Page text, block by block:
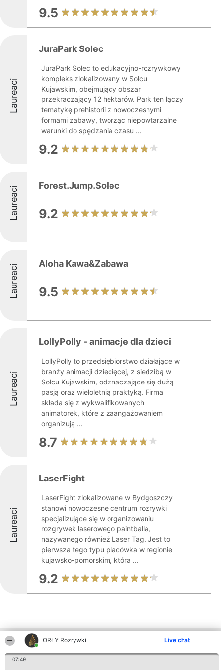
ORŁY Rozrywki Live chat
07:49
9.5
Laureaci
JuraPark Solec
JuraPark Solec to edukacyjno-rozrywkowy
kompleks zlokalizowany w Solcu
Kujawskim, obejmujący obszar
przekraczający 12 hektarów. Park ten łączy
tematykę prehistorii z nowoczesnymi
formami zabawy, tworząc niepowtarzalne
warunki do spędzania czasu ...
9.2
Laureaci Forest.Jump.Solec
9.2
Laureaci Aloha Kawa&Zabawa
9.5
Laureaci
LollyPolly - animacje dla dzieci
LollyPolly to przedsiębiorstwo działające w
branży animacji dziecięcej, z siedzibą w
Solcu Kujawskim, odznaczające się dużą
pasją oraz wieloletnią praktyką. Firma
składa się z wykwalifikowanych
animatorek, które z zaangażowaniem
organizują ...
8.7
Laureaci
LaserFight
LaserFight zlokalizowane w Bydgoszczy
stanowi nowoczesne centrum rozrywki
specjalizujące się w organizowaniu
rozgrywek laserowego paintballa,
nazywanego również Laser Tag. Jest to
pierwsza tego typu placówka w regionie
kujawsko-pomorskim, która ...
9.2
Inne firmy z województwa